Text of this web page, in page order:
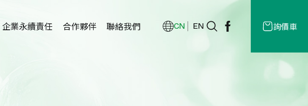
企業永續責任 合作夥伴 聯絡我們 CN EN 詢價車